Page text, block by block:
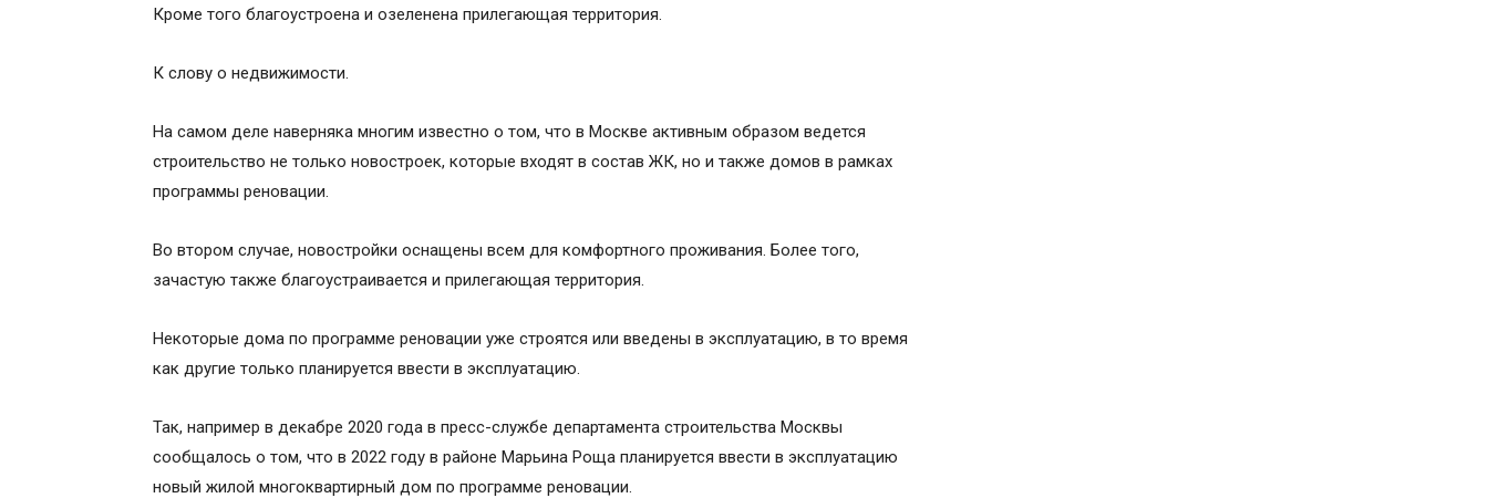
Кроме того благоустроена и озеленена прилегающая территория.
К слову о недвижимости.
На самом деле наверняка многим известно о том, что в Москве активным образом ведется
строительство не только новостроек, которые входят в состав ЖК, но и также домов в рамках
программы реновации.
Во втором случае, новостройки оснащены всем для комфортного проживания. Более того,
зачастую также благоустраивается и прилегающая территория.
Некоторые дома по программе реновации уже строятся или введены в эксплуатацию, в то время
как другие только планируется ввести в эксплуатацию.
Так, например в декабре 2020 года в пресс-службе департамента строительства Москвы
сообщалось о том, что в 2022 году в районе Марьина Роща планируется ввести в эксплуатацию
новый жилой многоквартирный дом по программе реновации.